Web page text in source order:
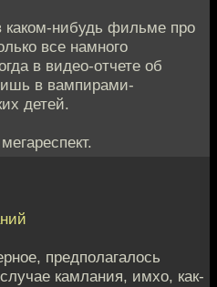
каком-нибудь фильме про
все намного
в видео-отчете об
в вампирами-
детей.
предполагалось
камлания, имхо, как-